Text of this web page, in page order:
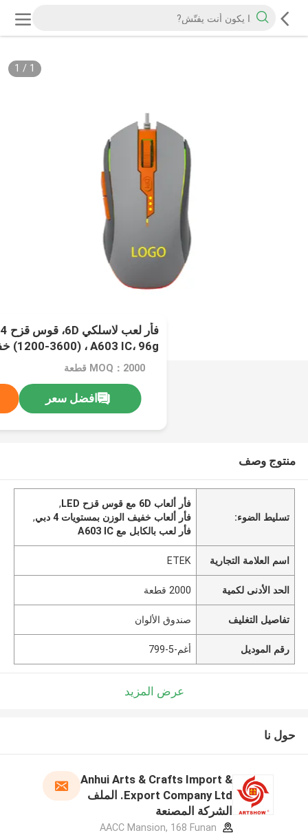
1
/
1
متبلور
MOQ：2000 قطعة
افضل سعر
منتوج وصف
تسليط الضوء:
فأر ألعاب 6D مع قوس قزح LED
,
فأر ألعاب خفيف الوزن بمستويات 4 دبي
,
فأر لعب بالكابل مع A603 IC
اسم العلامة التجارية ETEK
الحد الأدنى لكمية 2000 قطعة
تفاصيل التغليف صندوق الألوان
رقم الموديل أغم-5-799
عرض المزيد
حول نا
Anhui Arts & Crafts Import &
Export Company Ltd. الملف
الشركة المصنعة
AACC Mansion, 168 Funan